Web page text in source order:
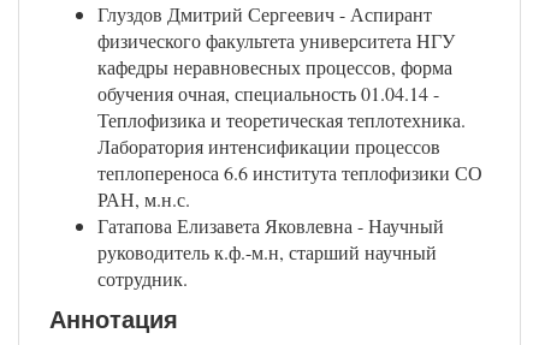
Глуздов Дмитрий Сергеевич - Аспирант
физического факультета университета НГУ
кафедры неравновесных процессов, форма
обучения очная, специальность 01.04.14 -
Теплофизика и теоретическая теплотехника.
Лаборатория интенсификации процессов
теплопереноса 6.6 института теплофизики СО
РАН, м.н.с.
Гатапова Елизавета Яковлевна - Научный
руководитель к.ф.-м.н, старший научный
сотрудник.
Аннотация